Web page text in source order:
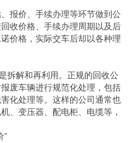
报价、手续办理等环节做到公
收价格、手续办理周期以及后
价格，实际交车后却以各种理
拆解和再利用。正规的回收公
废车辆进行规范化处理，包括
化处理等。这样的公司通常也
、变压器、配电柜、电缆等，
”